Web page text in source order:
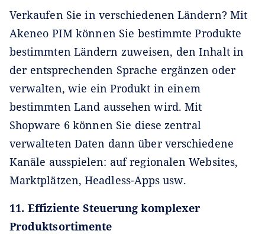
Verkaufen Sie in verschiedenen Ländern? Mit
Akeneo PIM können Sie bestimmte Produkte
bestimmten Ländern zuweisen, den Inhalt in
der entsprechenden Sprache ergänzen oder
verwalten, wie ein Produkt in einem
bestimmten Land aussehen wird. Mit
Shopware 6 können Sie diese zentral
verwalteten Daten dann über verschiedene
Kanäle ausspielen: auf regionalen Websites,
Marktplätzen, Headless-Apps usw.
11. Effiziente Steuerung komplexer
Produktsortimente